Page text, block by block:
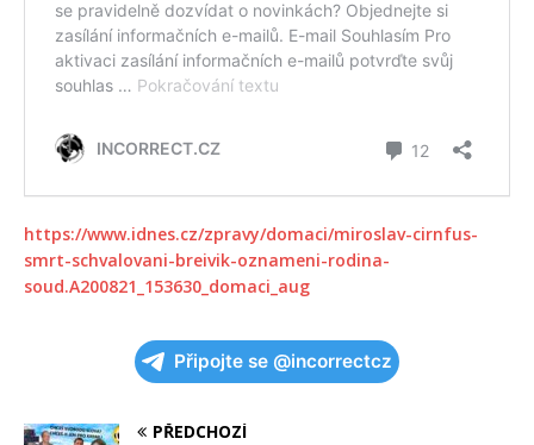
https://www.idnes.cz/zpravy/domaci/miroslav-cirnfus-
smrt-schvalovani-breivik-oznameni-rodina-
soud.A200821_153630_domaci_aug
Připojte se @incorrectcz
PŘEDCHOZÍ